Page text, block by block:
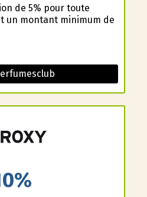
de 5% pour toute
un montant minimum de